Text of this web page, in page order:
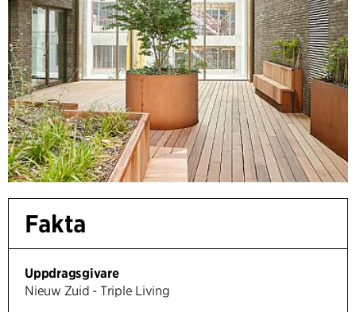
Fakta
Uppdragsgivare
Nieuw Zuid - Triple Living